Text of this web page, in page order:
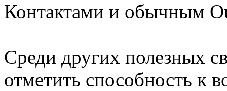
Контактами и обычным
Среди других полезных
отметить способность к